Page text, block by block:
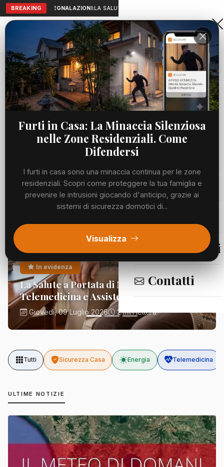
BREAKING SEGNALAZIONI:LA SALUTE A PORTATA DI MANO:
Aranova • NET
PORTALE UTILE AL TERRITORIO
Home
Cronaca
Viabilità
Meteo
Segnalazioni
Contatti
Furti in Casa: La Minaccia Silenziosa
nelle Zone Residenziali. Come
Difendersi
I furti in casa sono una minaccia continua per le zone
residenziali. Scopri come proteggere la tua famiglia e
prevenire le intrusioni giocando d'anticipo, grazie ai
sistemi di sicurezza domotici di...
Visualizza
In evidenza Segnalazioni
La Salute a Portata di Mano:
Telemedicina e Assistenza Domiciliare
Giovedì, 09 Luglio 2026 2 min lettura
Tutti Sicurezza Casa Energia Telemedicina
ULTIME NOTIZIE